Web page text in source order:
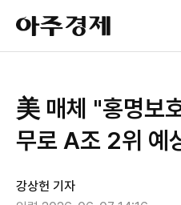
아
주
경
美 매체 "홍명보
무로 A조 2위 예
강상헌 기자